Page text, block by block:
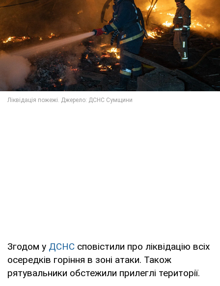
Згодом у ДСНС сповістили про ліквідацію всіх
осередків горіння в зоні атаки. Також
рятувальники обстежили прилеглі території.